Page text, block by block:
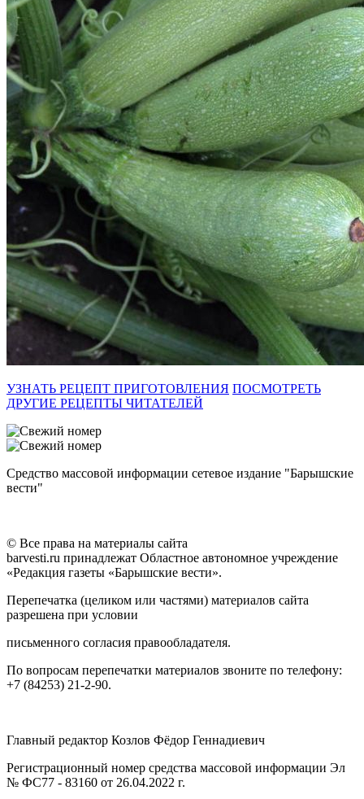
УЗНАТЬ РЕЦЕПТ ПРИГОТОВЛЕНИЯ ПОСМОТРЕТЬ
ДРУГИЕ РЕЦЕПТЫ ЧИТАТЕЛЕЙ
Средство массовой информации сетевое издание "Барышские
вести"
© Все права на материалы сайта
barvesti.ru принадлежат Областное автономное учреждение
«Редакция газеты «Барышские вести».
Перепечатка (целиком или частями) материалов сайта
разрешена при условии
письменного согласия правообладателя.
По вопросам перепечатки материалов звоните по телефону:
+7 (84253) 21-2-90.
Главный редактор Козлов Фёдор Геннадиевич
Регистрационный номер средства массовой информации Эл
№ ФС77 - 83160 от 26.04.2022 г.